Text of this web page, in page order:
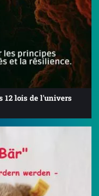
12 lois de l'univers